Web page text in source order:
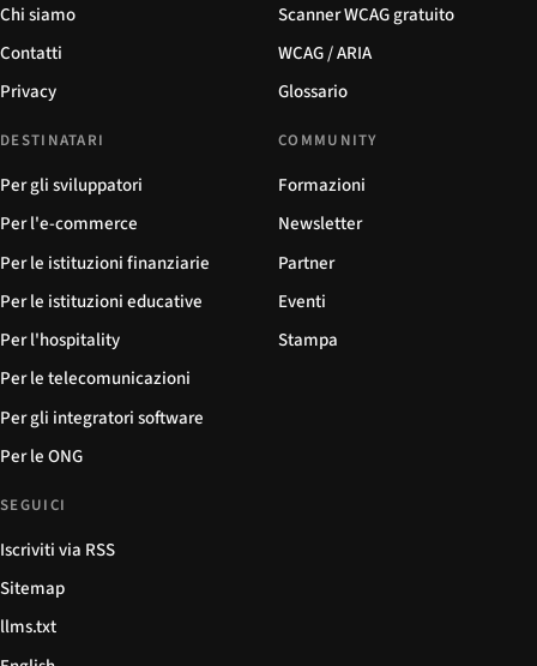
Chi siamo
Contatti
Privacy
Scanner WCAG gratuito
WCAG / ARIA
Glossario
DESTINATARI
Per gli sviluppatori
Per l'e-commerce
Per le istituzioni finanziarie
Per le istituzioni educative
Per l'hospitality
Per le telecomunicazioni
Per gli integratori software
Per le ONG
COMMUNITY
Formazioni
Newsletter
Partner
Eventi
Stampa
SEGUICI
Iscriviti via RSS
Sitemap
llms.txt